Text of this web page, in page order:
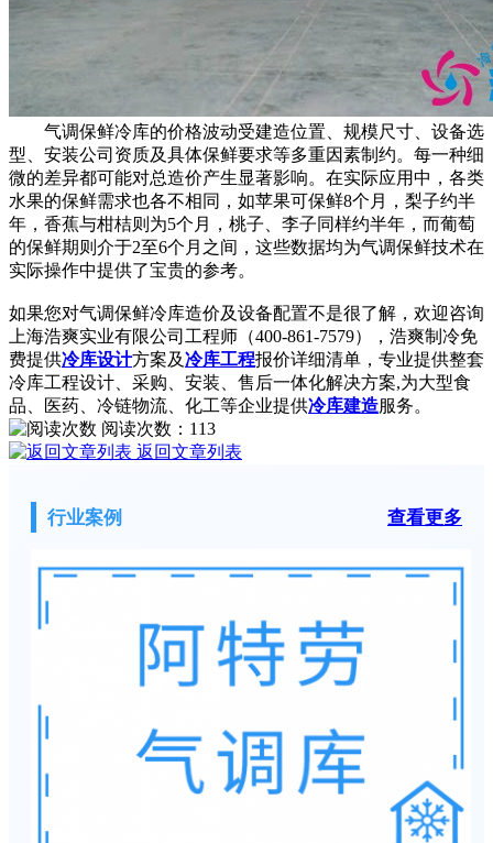
气调保鲜冷库的价格波动受建造位置、规模尺寸、设备选
型、安装公司资质及具体保鲜要求等多重因素制约。每一种细
微的差异都可能对总造价产生显著影响。在实际应用中，各类
水果的保鲜需求也各不相同，如苹果可保鲜8个月，梨子约半
年，香蕉与柑桔则为5个月，桃子、李子同样约半年，而葡萄
的保鲜期则介于2至6个月之间，这些数据均为气调保鲜技术在
实际操作中提供了宝贵的参考。
如果您对气调保鲜冷库造价及设备配置不是很了解，欢迎咨询
上海浩爽实业有限公司工程师（400-861-7579），浩爽制冷免
费提供冷库设计方案及冷库工程报价详细清单，专业提供整套
冷库工程设计、采购、安装、售后一体化解决方案,为大型食
品、医药、冷链物流、化工等企业提供冷库建造服务。
阅读次数： 113
返回文章列表
行业案例 查看更多